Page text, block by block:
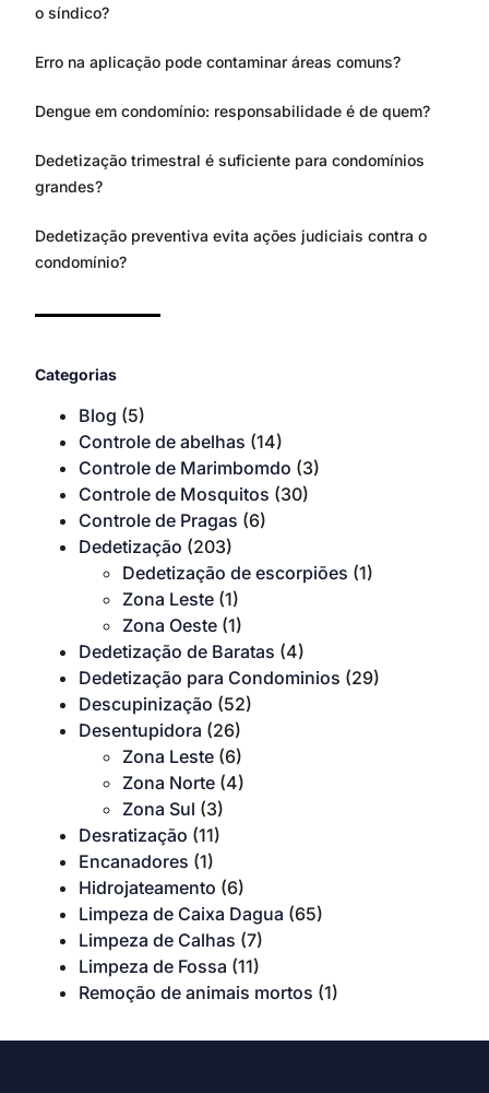
o síndico?
Erro na aplicação pode contaminar áreas comuns?
Dengue em condomínio: responsabilidade é de quem?
Dedetização trimestral é suficiente para condomínios
grandes?
Dedetização preventiva evita ações judiciais contra o
condomínio?
Categorias
Blog (5)
Controle de abelhas (14)
Controle de Marimbomdo (3)
Controle de Mosquitos (30)
Controle de Pragas (6)
Dedetização (203)
Dedetização de escorpiões (1)
Zona Leste (1)
Zona Oeste (1)
Dedetização de Baratas (4)
Dedetização para Condominios (29)
Descupinização (52)
Desentupidora (26)
Zona Leste (6)
Zona Norte (4)
Zona Sul (3)
Desratização (11)
Encanadores (1)
Hidrojateamento (6)
Limpeza de Caixa Dagua (65)
Limpeza de Calhas (7)
Limpeza de Fossa (11)
Remoção de animais mortos (1)